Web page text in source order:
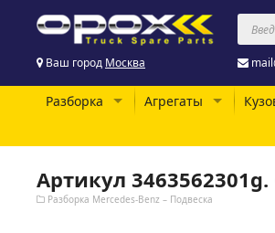
Ваш город Москва
Разборка Агрегаты
Артикул
Разборка Mercedes-Benz – Подвеска